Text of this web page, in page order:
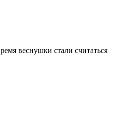
веснушки стали считаться